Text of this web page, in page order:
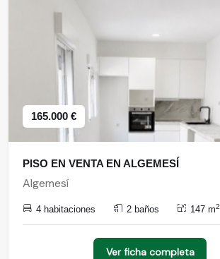
165.000 €
PISO EN VENTA EN ALGEMESÍ
Algemesí
4 habitaciones 2 baños 147 m2
Ver ficha completa